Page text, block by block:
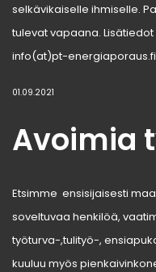
selkävikaiselle ihmiselle.
tulevat vapaana.
info(at)pt-energiaporaus.fi
01.09.2021
Avoimia
Etsimme ensisijaisesti
soveltuvaa henkilöä,
työturva-,tulityö-,
kuuluu myös